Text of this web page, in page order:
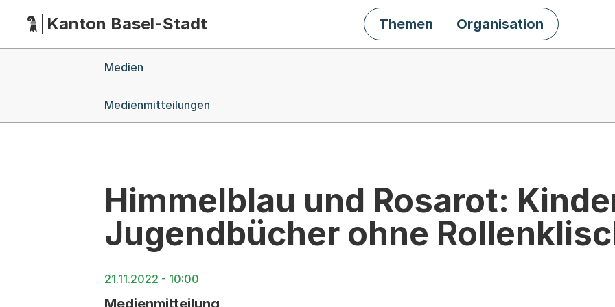
HauptnavigationKanton Basel-Stadt Themen Organisation
Medien
Medienmitteilungen
Himmelblau und Rosarot:
Jugendbücher ohne
21.11.2022 - 10:00
Medienmitteilung